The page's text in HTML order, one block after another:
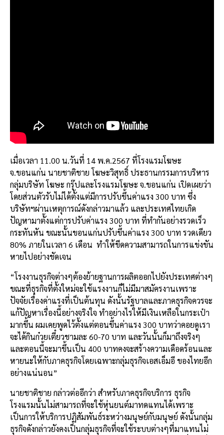
เมื่อเวลา 11.00 น.วันที่ 14 พ.ค.2567 ที่โรงแรมโฆษะ
จ.ขอนแก่น นายชาติชาย โฆษะวิสุทธิ์ ประธานกรรมการบริหาร
กลุ่มบริษัท โฆษะ กรุ๊ปและโรงแรมโฆษะ จ.ขอนแก่น เปิดเผยว่า
โดยส่วนตัวรับไม่ได้ตั้งแต่มีการปรับขึ้นค่าแรง 300 บาท ซึ่ง
บริษัทฯผ่านเหตุการณ์ดังกล่าวมาแล้ว และประเทศไทยเกิด
ปัญหามาตั้งแต่การปรับค่าแรง 300 บาท ที่ทำกันอย่างรวดเร็ว
กระทันหัน ขณะนั้นขอนแก่นปรับขึ้นค่าแรง 300 บาท รวดเดียว
80% ภายในเวลา 6 เดือน ทำให้ขีดความสามารถในการแข่งขัน
หายไปอย่างชัดเจน
“โรงงานธุรกิจต่างๆต้องย้ายฐานการผลิตออกไปยังประเทศต่างๆ
ขณะที่ธุรกิจที่ตั้งใหม่จะใช้แรงงานก็ไม่มีมาสมัครงานเพราะ
ปัจจัยเรื่องค่าแรงที่เป็นต้นทุน ดังนั้นรัฐบาลและภาคธุรกิจควรจะ
แก้ปัญหาเรื่องนี้อย่างจริงใจ ทำอย่างไรให้มีเงินเหลือในกระเป๋า
มากขึ้น ผมเคยพูดไว้ตั้งแต่ตอนขึ้นค่าแรง 300 บาทว่าคอยดูเรา
จะได้กินก๋วยเตี๋ยวชามละ 60-70 บาท และวันนั้นก็มาถึงจริงๆ
และตอนนี้จะมาขึ้นเป็น 400 บาทคงจะสร้างความเดือดร้อนและ
หายนะให้กับภาคธุรกิจโดยเฉพาะกลุ่มธุรกิจเอสเอ็มอี ของไทยอีก
อย่างแน่นอน”
นายชาติชาย กล่าวต่ออีกว่า สำหรับภาคธุรกิจบริการ ธุรกิจ
โรงแรมนั้นไม่สามารถที่จะใช้หุ่นยนต์มาทดแทนได้เพราะ
เป็นการให้บริการปฏิสัมพันธ์ระหว่างมนุษย์กับมนุษย์ ดังนั้นกลุ่ม
ธุรกิจดังกล่าวยังคงเป็นกลุ่มธุรกิจที่จะใช้ระบบต่างๆที่มาแทนไม่